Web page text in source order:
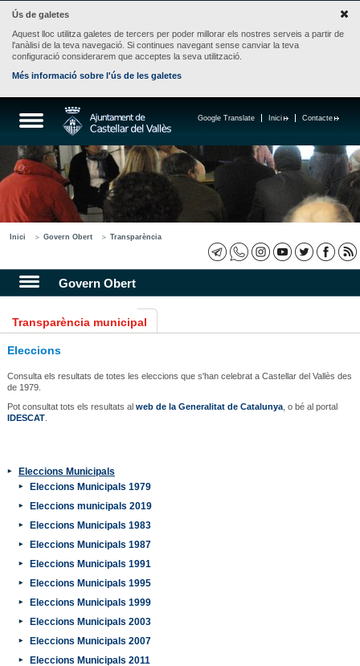
Ús de galetes
Aquest lloc utilitza galetes de tercers per poder millorar els nostres serveis a partir de
l'anàlisi de la teva navegació. Si continues navegant sense canviar la teva
configuració considerarem que acceptes la seva utilització.
Més informació sobre l'ús de les galetes
Contacte
Inici
Google Translate
Inici Govern Obert Transparència
Govern Obert
Transparència municipal
Eleccions
Consulta els resultats de totes les eleccions que s'han celebrat a Castellar del Vallès des
de 1979.
Pot consultat tots els resultats al web de la Generalitat de Catalunya, o bé al portal
IDESCAT.
Eleccions Municipals
Eleccions Municipals 1979
Eleccions municipals 2019
Eleccions Municipals 1983
Eleccions Municipals 1987
Eleccions Municipals 1991
Eleccions Municipals 1995
Eleccions Municipals 1999
Eleccions Municipals 2003
Eleccions Municipals 2007
Eleccions Municipals 2011